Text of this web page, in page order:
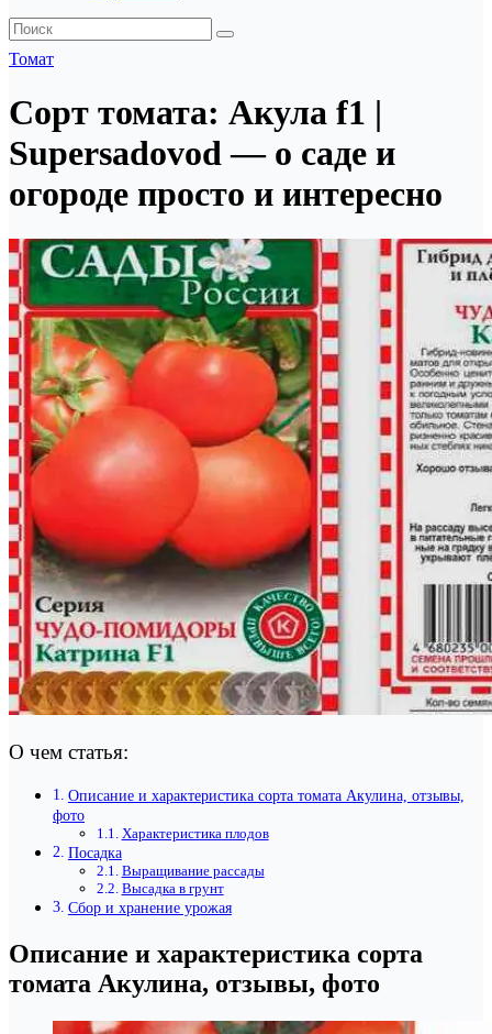
Томат
Сорт томата: Акула f1 |
Supersadovod — о саде и
огороде просто и интересно
О чем статья:
Описание и характеристика сорта томата Акулина, отзывы,
фото
Характеристика плодов
Посадка
Выращивание рассады
Высадка в грунт
Сбор и хранение урожая
Описание и характеристика сорта
томата Акулина, отзывы, фото